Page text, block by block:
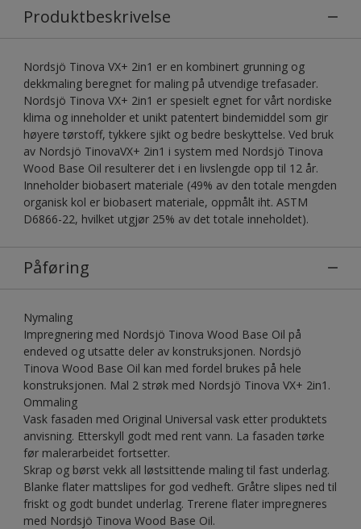
Produktbeskrivelse
Nordsjö Tinova VX+ 2in1 er en kombinert grunning og
dekkmaling beregnet for maling på utvendige trefasader.
Nordsjö Tinova VX+ 2in1 er spesielt egnet for vårt nordiske
klima og inneholder et unikt patentert bindemiddel som gir
høyere tørstoff, tykkere sjikt og bedre beskyttelse. Ved bruk
av Nordsjö TinovaVX+ 2in1 i system med Nordsjö Tinova
Wood Base Oil resulterer det i en livslengde opp til 12 år.
Inneholder biobasert materiale (49% av den totale mengden
organisk kol er biobasert materiale, oppmålt iht. ASTM
D6866-22, hvilket utgjør 25% av det totale inneholdet).
Påføring
Nymaling
Impregnering med Nordsjö Tinova Wood Base Oil på
endeved og utsatte deler av konstruksjonen. Nordsjö
Tinova Wood Base Oil kan med fordel brukes på hele
konstruksjonen. Mal 2 strøk med Nordsjö Tinova VX+ 2in1.
Ommaling
Vask fasaden med Original Universal vask etter produktets
anvisning. Etterskyll godt med rent vann. La fasaden tørke
før malerarbeidet fortsetter.
Skrap og børst vekk all løstsittende maling til fast underlag.
Blanke flater mattslipes for god vedheft. Gråtre slipes ned til
friskt og godt bundet underlag. Trerene flater impregneres
med Nordsjö Tinova Wood Base Oil.